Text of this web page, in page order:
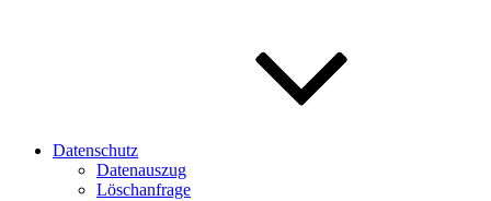
Datenschutz
Datenauszug
Löschanfrage